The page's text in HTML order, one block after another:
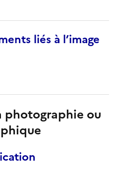
liés à l’image
photographie ou